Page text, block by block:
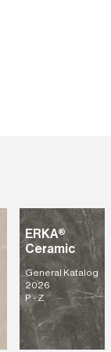
ERKA®
Ceramic
General Katalog
2026
P - Z